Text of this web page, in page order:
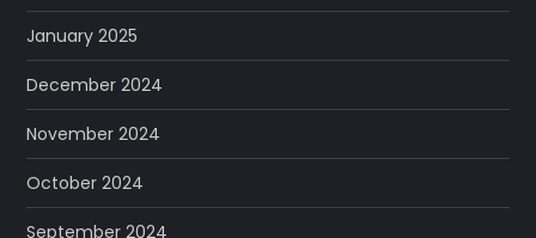
January 2025
December 2024
November 2024
October 2024
September 2024